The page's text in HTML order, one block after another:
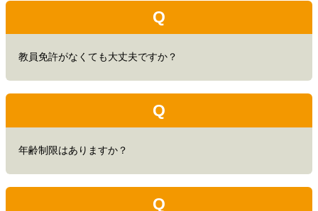
Q
教員免許がなくても大丈夫ですか？
Q
年齢制限はありますか？
Q